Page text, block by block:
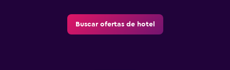
Buscar ofertas de hotel